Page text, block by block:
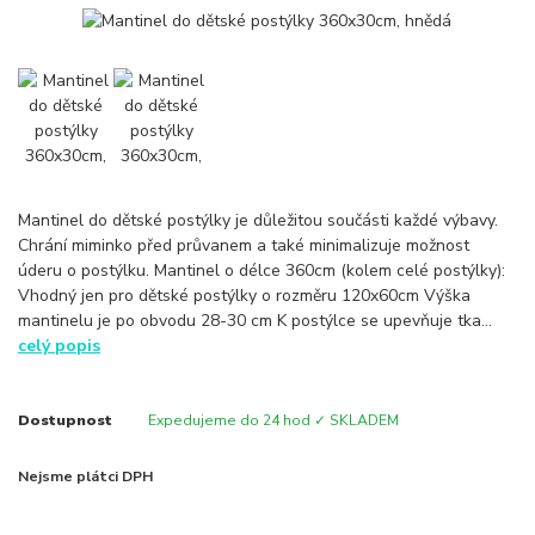
Mantinel do dětské postýlky je důležitou součásti každé výbavy.
Chrání miminko před průvanem a také minimalizuje možnost
úderu o postýlku. Mantinel o délce 360cm (kolem celé postýlky):
Vhodný jen pro dětské postýlky o rozměru 120x60cm Výška
mantinelu je po obvodu 28-30 cm K postýlce se upevňuje tka...
celý popis
Dostupnost Expedujeme do 24 hod ✓ SKLADEM
Nejsme plátci DPH